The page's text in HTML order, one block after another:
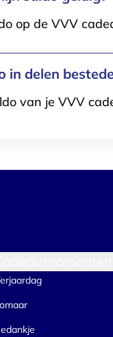
op de VVV
in delen
van je VVV